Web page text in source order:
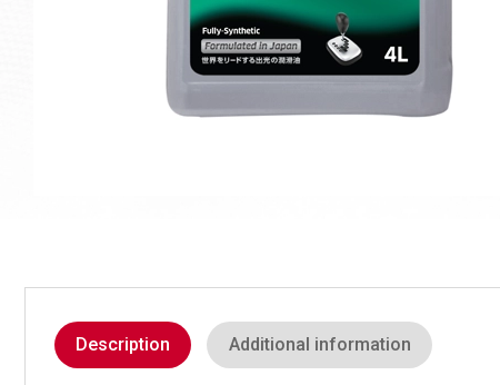
Description Additional information